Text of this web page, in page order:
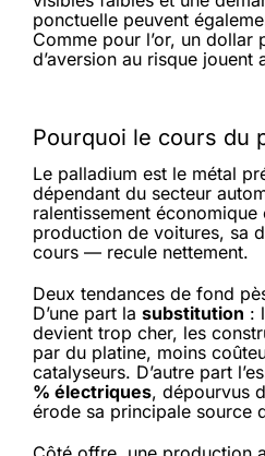
ponctuelle peuvent
Comme pour l’or, un dollar
d’aversion au risque jouent
Pourquoi le cours du
Le palladium est le métal
dépendant du secteur
ralentissement
production de voitures, sa
cours — recule nettement.
Deux tendances de fond
D’une part la substitution :
devient trop cher, les
par du platine, moins
catalyseurs. D’autre part
% électriques, dépourvus
érode sa principale source